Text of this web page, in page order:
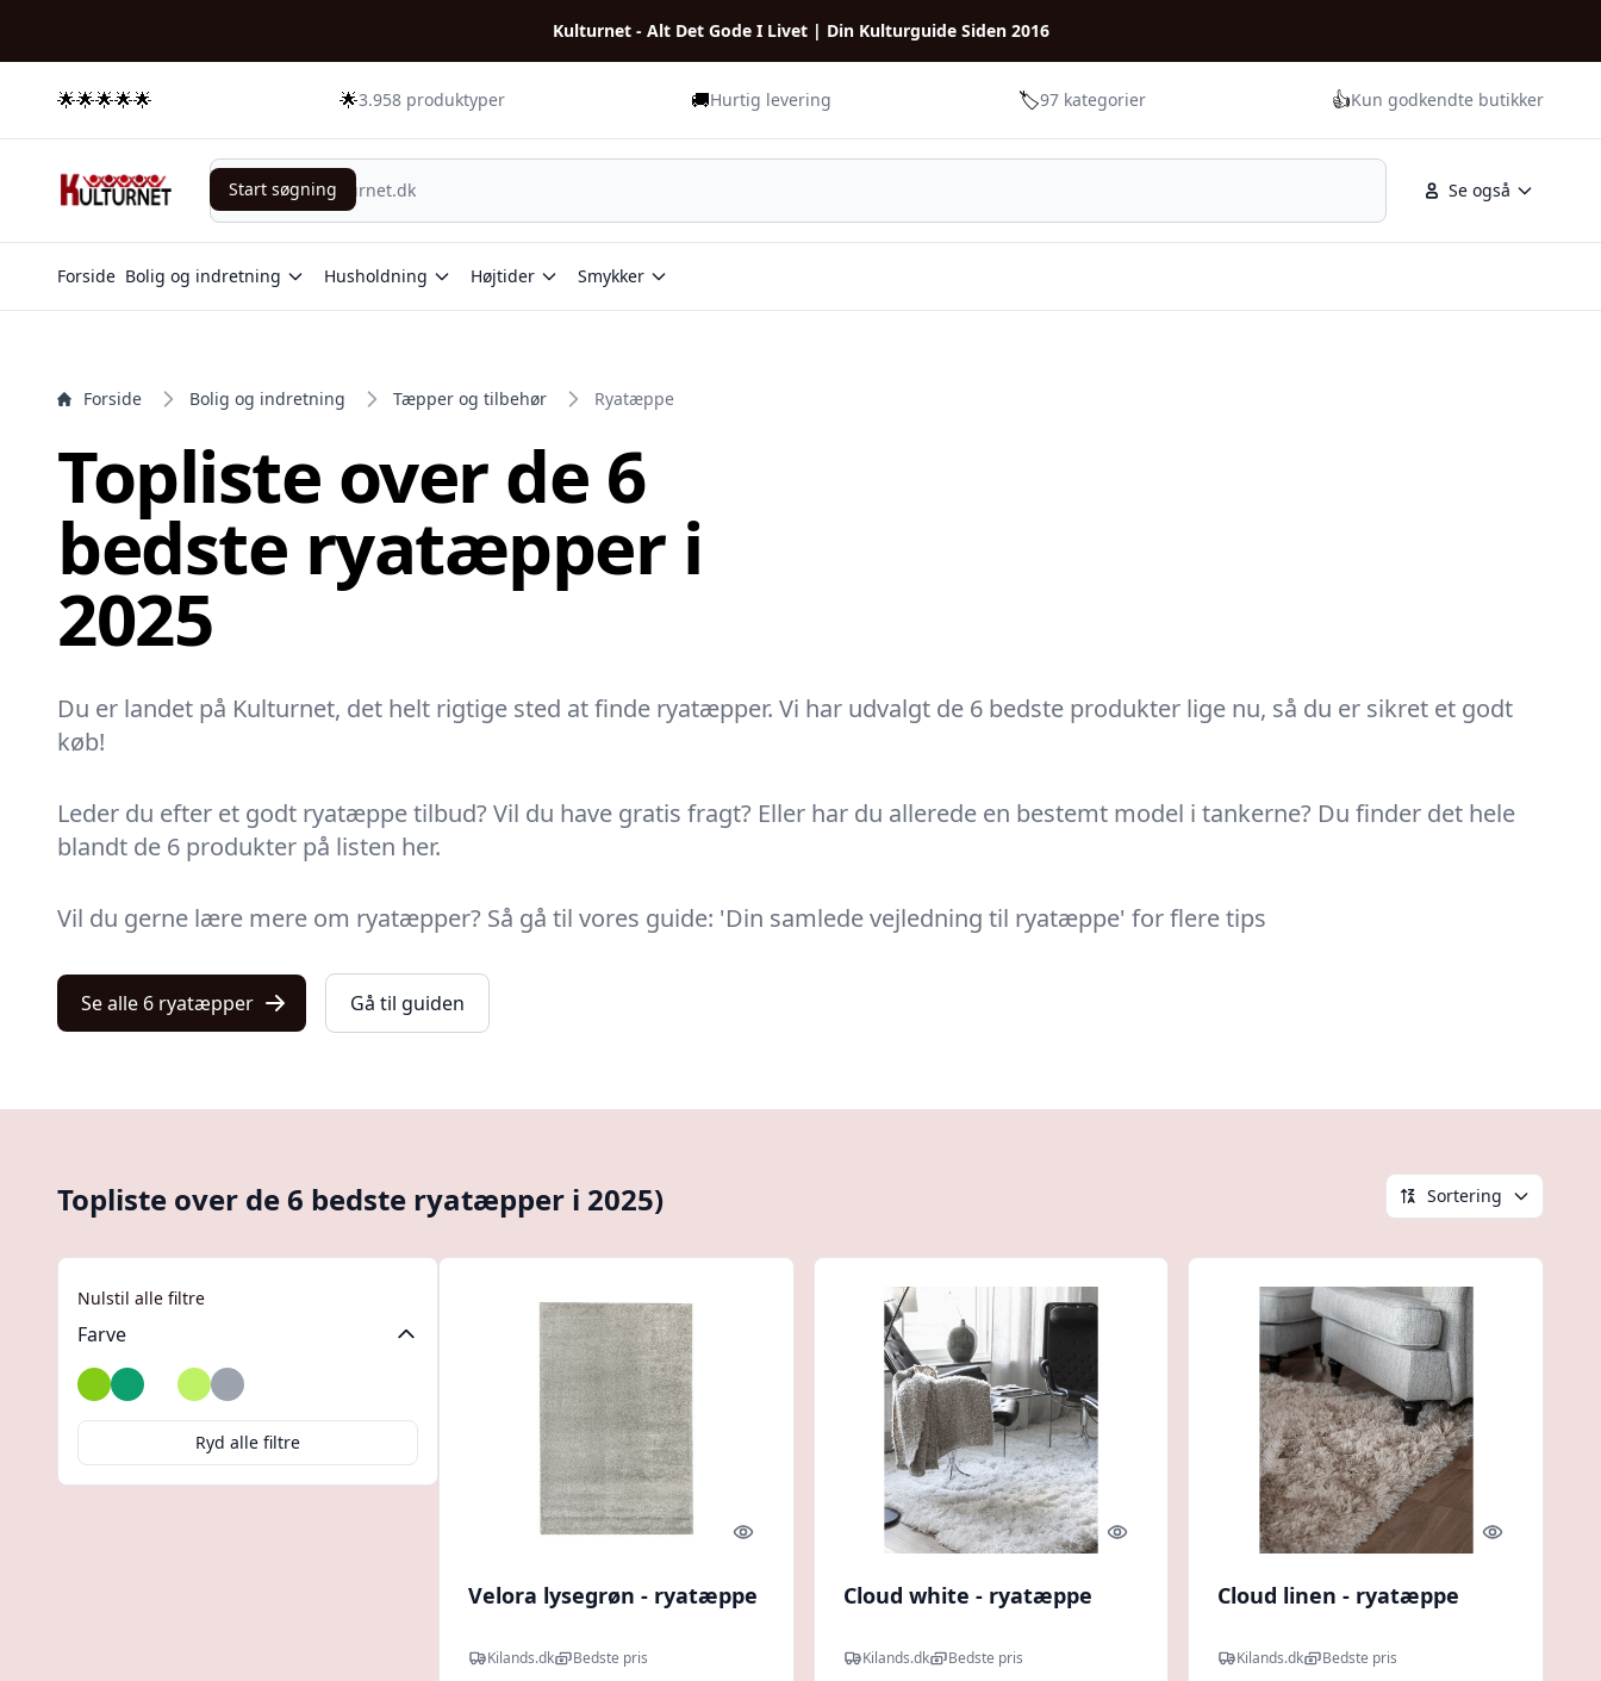
Kulturnet - Alt Det Gode I Livet | Din Kulturguide Siden 2016
🌟🌟🌟🌟🌟 🌟3.958 produktyper 🚚Hurtig levering 🏷️97 kategorier 👍Kun godkendte butikker
Se også
Start søgning
Start søgning
Forside Bolig og indretning Husholdning Højtider Smykker
Forside Bolig og indretning Tæpper og tilbehør Ryatæppe
Topliste over de 6
bedste ryatæpper i
2025
Du er landet på Kulturnet, det helt rigtige sted at finde ryatæpper. Vi har udvalgt de 6 bedste produkter lige nu, så du er sikret et godt
køb!
Leder du efter et godt ryatæppe tilbud? Vil du have gratis fragt? Eller har du allerede en bestemt model i tankerne? Du finder det hele
blandt de 6 produkter på listen her.
Vil du gerne lære mere om ryatæpper? Så gå til vores guide: 'Din samlede vejledning til ryatæppe' for flere tips
Se alle 6 ryatæpper Gå til guiden
Topliste over de 6 bedste ryatæpper i 2025) Sortering
Nulstil alle filtre
Farve
Chartreuse
Grøn HvidLimegrøn
Sølv
Ryd alle filtre
Quick look
Velora lysegrøn - ryatæppe
Kilands.dk Bedste pris
Quick look
Cloud white - ryatæppe
Kilands.dk Bedste pris
Quick look
Cloud linen - ryatæppe
Kilands.dk Bedste pris